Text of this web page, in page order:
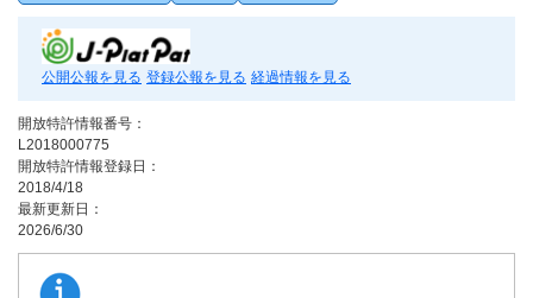
公開公報を見る 登録公報を見る 経過情報を見る
開放特許情報番号：
L2018000775
開放特許情報登録日：
2018/4/18
最新更新日：
2026/6/30